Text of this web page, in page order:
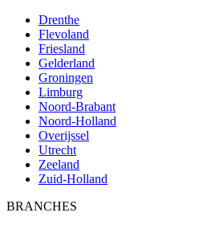
Drenthe
Flevoland
Friesland
Gelderland
Groningen
Limburg
Noord-Brabant
Noord-Holland
Overijssel
Utrecht
Zeeland
Zuid-Holland
BRANCHES